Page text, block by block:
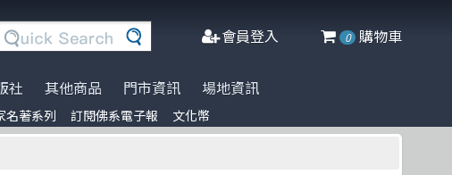
會員登入 0 購物車
※進口書籍到貨延誤公告※
名家名著系列
Agile Software
人工智慧
社
博碩
其他商品
阿喵周邊商品
門市資訊 場地資訊
名著系列 訂閱佛系電子報 文化幣